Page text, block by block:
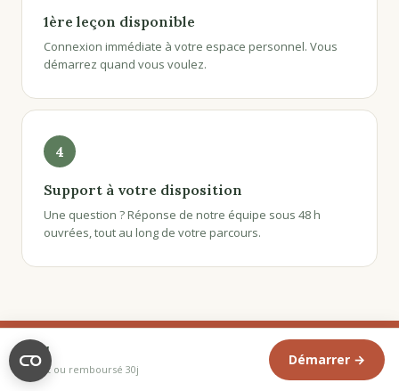
1ère leçon disponible
Connexion immédiate à votre espace personnel. Vous
démarrez quand vous voulez.
4
Support à votre disposition
Une question ? Réponse de notre équipe sous 48 h
ouvrées, tout au long de votre parcours.
89€
Satisfait ou remboursé 30j
Démarrer →